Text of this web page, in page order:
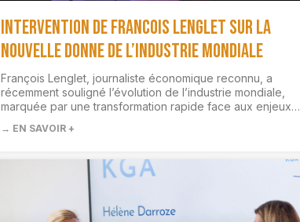
Intervention de Francois Lenglet sur la
nouvelle donne de l’industrie mondiale
François Lenglet, journaliste économique reconnu, a
récemment souligné l’évolution de l’industrie mondiale,
marquée par une transformation rapide face aux enjeux…
→ EN SAVOIR +